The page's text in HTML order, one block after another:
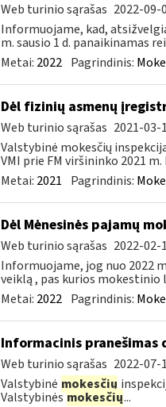
Web turinio sąrašas 2022-09-
Informuojame, kad,
m. sausio 1 d. panaikinamas
Metai: 2022 Pagrindinis:
Dėl fizinių asmenų
Web turinio sąrašas 2021-03-
Valstybinė mokesčių
VMI prie FM viršininko 2021 m.
Metai: 2021 Pagrindinis:
Dėl Mėnesinės pajamų
Web turinio sąrašas 2022-02-
Informuojame, jog nuo 2022
veiklą , pas kurios
Metai: 2022 Pagrindinis:
Informacinis pranešimas
Web turinio sąrašas 2022-07-
Valstybinė mokesčių
Valstybinėsmokesčių...